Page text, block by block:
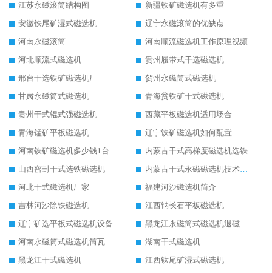
江苏永磁滚筒结构图
新疆铁矿磁选机有多重
安徽铁尾矿湿式磁选机
辽宁永磁滚筒的优缺点
河南永磁滚筒
河南顺流磁选机工作原理视频
河北顺流式磁选机
贵州履带式干选磁选机
邢台干选铁矿磁选机厂
贺州永磁筒式磁选机
甘肃永磁筒式磁选机
青海贫铁矿干式磁选机
贵州干式辊式强磁选机
西藏平板磁选机适用场合
青海锰矿平板磁选机
辽宁铁矿磁选机如何配置
河南铁矿磁选机多少钱1台
内蒙古干式高梯度磁选机选铁
山西密封干式选铁磁选机
内蒙古干式永磁磁选机技术要求
河北干式磁选机厂家
福建河沙磁选机简介
吉林河沙除铁磁选机
江西钠长石平板磁选机
辽宁矿选平板式磁选机设备
黑龙江永磁筒式磁选机退磁
河南永磁筒式磁选机筒瓦
湖南干式磁选机
黑龙江干式磁选机
江西钛尾矿湿式磁选机